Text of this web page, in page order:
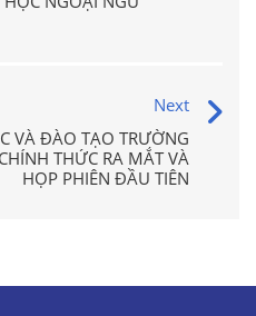
Next
VÀ ĐÀO TẠO TRƯỜNG
THỨC RA MẮT VÀ
HỌP PHIÊN ĐẦU TIÊN